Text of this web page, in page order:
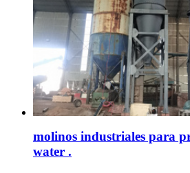
molinos industriales para
water .